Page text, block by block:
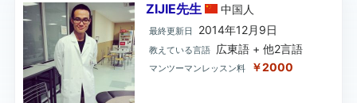
ZIJIE先生 中国 人
最終更新日 2014年12月9日
教えている言語 広東語 + 他2言語
マンツーマンレッスン料 ￥2000